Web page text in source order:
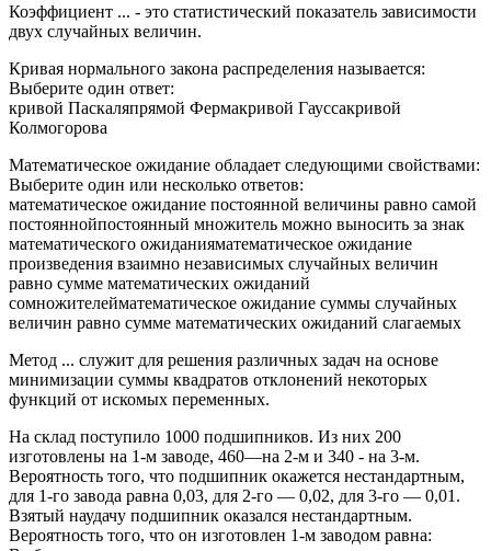
Коэффициент ... - это статистический показатель зависимости
двух случайных величин.
Кривая нормального закона распределения называется:
Выберите один ответ:
кривой Паскаляпрямой Фермакривой Гауссакривой
Колмогорова
Математическое ожидание обладает следующими свойствами:
Выберите один или несколько ответов:
математическое ожидание постоянной величины равно самой
постояннойпостоянный множитель можно выносить за знак
математического ожиданияматематическое ожидание
произведения взаимно независимых случайных величин
равно сумме математических ожиданий
сомножителейматематическое ожидание суммы случайных
величин равно сумме математических ожиданий слагаемых
Метод ... служит для решения различных задач на основе
минимизации суммы квадратов отклонений некоторых
функций от искомых переменных.
На склад поступило 1000 подшипников. Из них 200
изготовлены на 1-м заводе, 460—на 2-м и 340 - на 3-м.
Вероятность того, что подшипник окажется нестандартным,
для 1-го завода равна 0,03, для 2-го — 0,02, для 3-го — 0,01.
Взятый наудачу подшипник оказался нестандартным.
Вероятность того, что он изготовлен 1-м заводом равна: